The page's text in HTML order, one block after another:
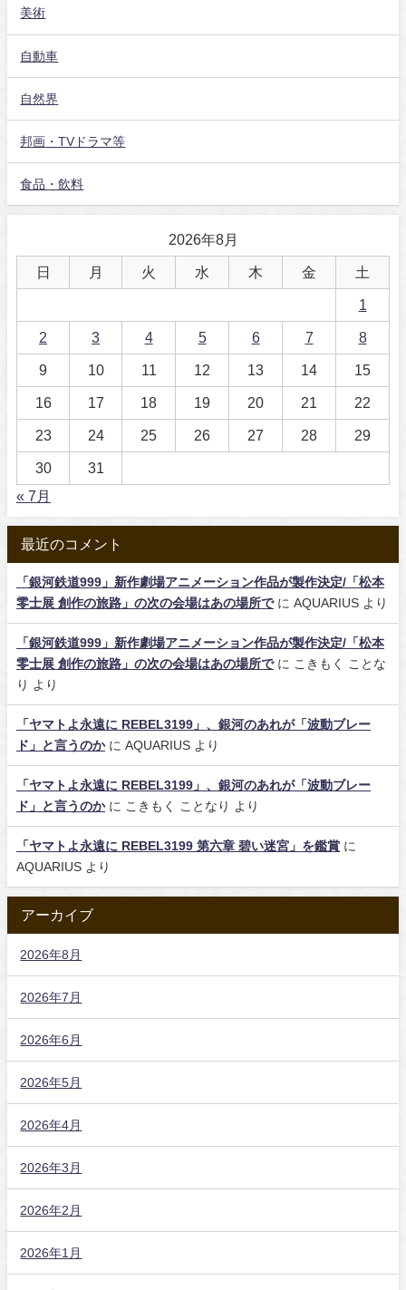
美術
自動車
自然界
邦画・TVドラマ等
食品・飲料
2026年8月
日 月 火 水 木 金 土
1
2 3 4 5 6 7 8
9 10 11 12 13 14 15
16 17 18 19 20 21 22
23 24 25 26 27 28 29
30
31
« 7月
最近のコメント
「銀河鉄道999」新作劇場アニメーション作品が製作決定/「松本
零士展 創作の旅路」の次の会場はあの場所でに AQUARIUS より
「銀河鉄道999」新作劇場アニメーション作品が製作決定/「松本
零士展 創作の旅路」の次の会場はあの場所でに こきもく ことな
り
より
「ヤマトよ永遠に REBEL3199」、銀河のあれが「波動ブレー
ド」と言うのかに AQUARIUS より
「ヤマトよ永遠に REBEL3199」、銀河のあれが「波動ブレー
ド」と言うのかに こきもく ことなり より
「ヤマトよ永遠に REBEL3199 第六章 碧い迷宮」を鑑賞 に
AQUARIUS より
アーカイブ
2026年8月
2026年7月
2026年6月
2026年5月
2026年4月
2026年3月
2026年2月
2026年1月